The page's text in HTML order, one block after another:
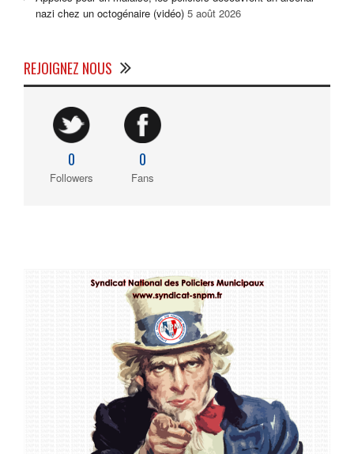
nazi chez un octogénaire (vidéo) 5 août 2026
REJOIGNEZ NOUS
0
Followers
0
Fans